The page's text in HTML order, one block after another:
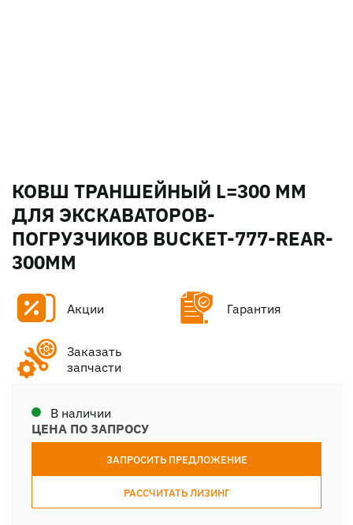
КОВШ ТРАНШЕЙНЫЙ L=300 ММ
ДЛЯ ЭКСКАВАТОРОВ-
ПОГРУЗЧИКОВ BUCKET-777-REAR-
300MM
Акции Гарантия
Заказать
запчасти
В наличии
ЦЕНА ПО ЗАПРОСУ
ЗАПРОСИТЬ ПРЕДЛОЖЕНИЕ
РАССЧИТАТЬ ЛИЗИНГ